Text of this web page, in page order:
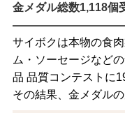
金メダル総数1,118個
サイボクは本物の食
ム・ソーセージなど
品 品質コンテストに
その結果、金メダル